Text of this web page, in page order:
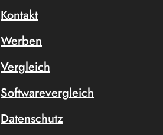
Kontakt
Werben
Vergleich
Softwarevergleich
Datenschutz